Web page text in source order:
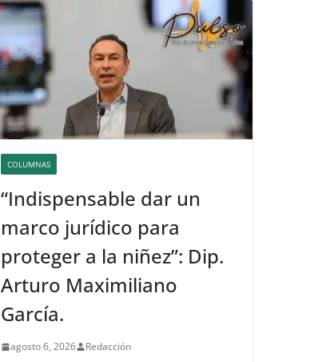
COLUMNAS
“Indispensable dar un
marco jurídico para
proteger a la niñez”: Dip.
Arturo Maximiliano
García.
agosto 6, 2026 Redacción